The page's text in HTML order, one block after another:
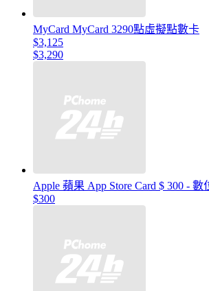
MyCard MyCard 3290點虛擬點數卡
$3,125
$3,290
Apple 蘋果 App Store Card $ 300 - 數
$300